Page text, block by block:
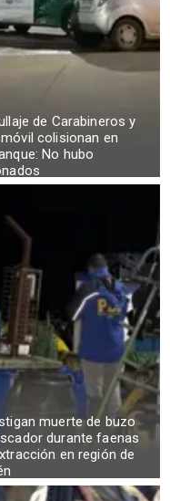
de Carabineros y
colisionan en
No hubo
muerte de buzo
durante faenas
en región de